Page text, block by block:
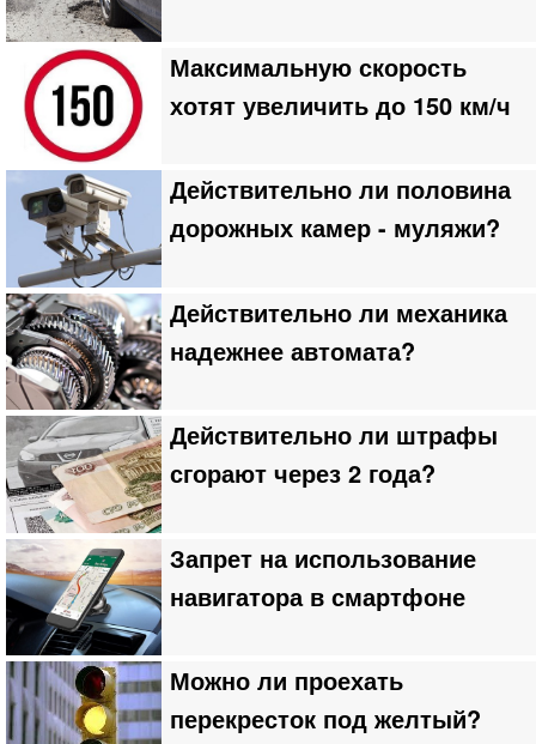
Максимальную скорость
хотят увеличить до 150 км/ч
Действительно ли половина
дорожных камер - муляжи?
Действительно ли механика
надежнее автомата?
Действительно ли штрафы
сгорают через 2 года?
Запрет на использование
навигатора в смартфоне
Можно ли проехать
перекресток под желтый?